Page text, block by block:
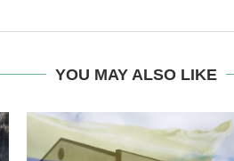
YOU MAY ALSO LIKE